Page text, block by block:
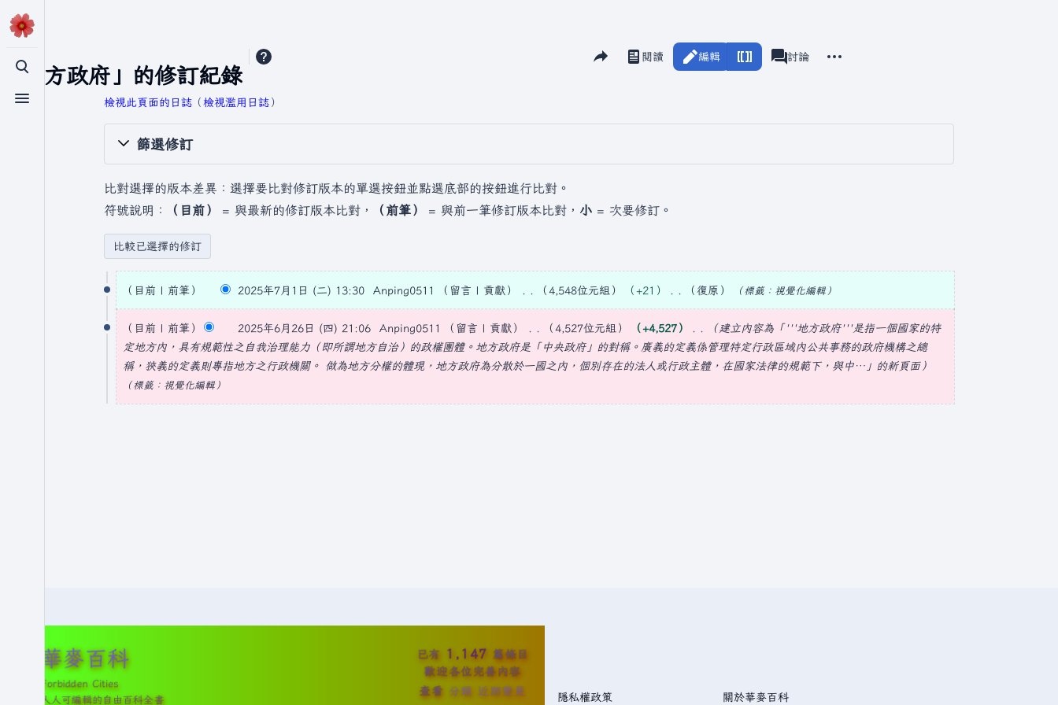
切換搜尋
切換選單
「地方政府」的修訂紀錄
分享此頁面
視圖閱讀 編輯
檢視歷史 associated-pages
頁面
討論
檢視此頁面的日誌 ​（檢視濫用日誌）
篩選修訂
比對選擇的版本差異：選擇要比對修訂版本的單選按鈕並點選底部的按鈕進行比對。
符號說明：
（目前） = 與最新的修訂版本比對， （前筆） = 與前一筆修訂版本比對， 小 = 次要修訂。
2
2
年
目前 前筆 2025年7月1日 (二) 13:30 Anping0511 留言 貢獻 4,548位元組
+21
無
編
輯
摘
要
復原 標籤： 視覺化編輯
2
年
)
目前 前筆 2025年6月26日 (四) 21:06 Anping0511 留言 貢獻 4,527位元組 +4,527
建立內容為「'''地方政府'''是指一個國家的特
定地方內，具有規範性之自我治理能力（即所謂地方自治）的政權團體。地方政府是「中央政府」的對稱。廣義的定義係管理特定行政區域內公共事務的政府機構之總
稱，狹義的定義則專指地方之行政機關。 做為地方分權的體現，地方政府為分散於一國之內，個別存在的法人或行政主體，在國家法律的規範下，與中…」的新頁面
標籤： 視覺化編輯
華麥百科
Forbidden Cities
人人可編輯的自由百科全書
已有 1,147 篇條目
歡迎各位完善內容
查看 分類 近期變更 隱私權政策 關於華麥百科